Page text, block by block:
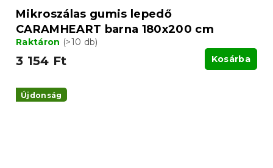
Mikroszálas gumis lepedő
CARAMHEART barna 180x200 cm
Raktáron (>10 db)
3 154 Ft Kosárba
Újdonság